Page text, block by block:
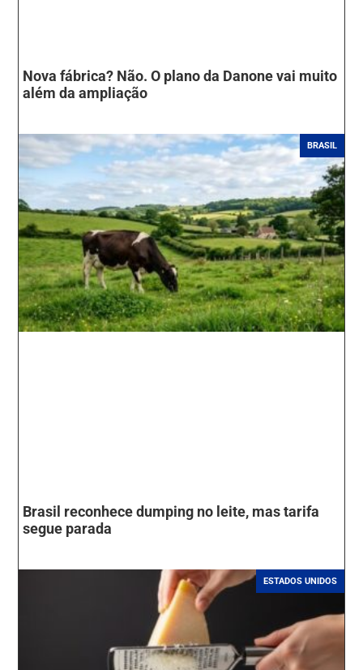
Nova fábrica? Não. O plano da Danone vai muito
além da ampliação
BRASIL
Brasil reconhece dumping no leite, mas tarifa
segue parada
ESTADOS UNIDOS